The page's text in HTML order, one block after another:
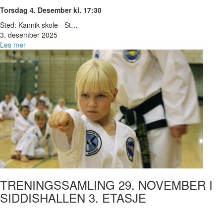
Torsdag 4. Desember kl. 17:30
Sted: Kannik skole - St…
3. desember 2025
Les mer
Bilde
TRENINGSSAMLING 29. NOVEMBER I
SIDDISHALLEN 3. ETASJE